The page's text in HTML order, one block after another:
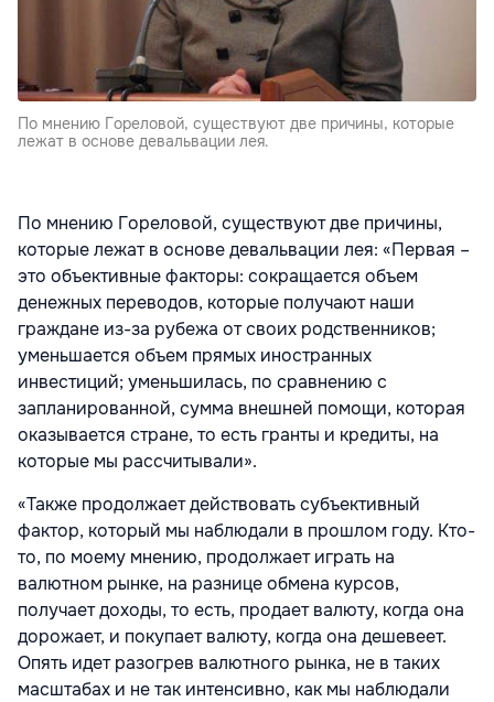
По мнению Гореловой, существуют две причины, которые
лежат в основе девальвации лея.
По мнению Гореловой, существуют две причины,
которые лежат в основе девальвации лея: «Первая –
это объективные факторы: сокращается объем
денежных переводов, которые получают наши
граждане из-за рубежа от своих родственников;
уменьшается объем прямых иностранных
инвестиций; уменьшилась, по сравнению с
запланированной, сумма внешней помощи, которая
оказывается стране, то есть гранты и кредиты, на
которые мы рассчитывали».
«Также продолжает действовать субъективный
фактор, который мы наблюдали в прошлом году. Кто-
то, по моему мнению, продолжает играть на
валютном рынке, на разнице обмена курсов,
получает доходы, то есть, продает валюту, когда она
дорожает, и покупает валюту, когда она дешевеет.
Опять идет разогрев валютного рынка, не в таких
масштабах и не так интенсивно, как мы наблюдали